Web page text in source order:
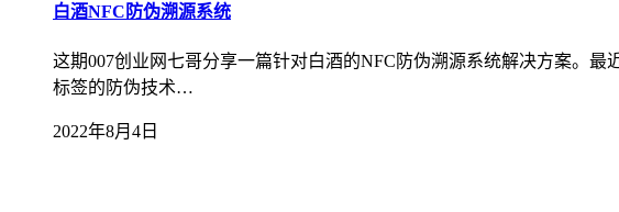
白酒NFC防伪溯源系统
这期007创业网七哥分享一篇针对白酒的NFC防伪溯源系统解决方案。
标签的防伪技术…
2022年8月4日